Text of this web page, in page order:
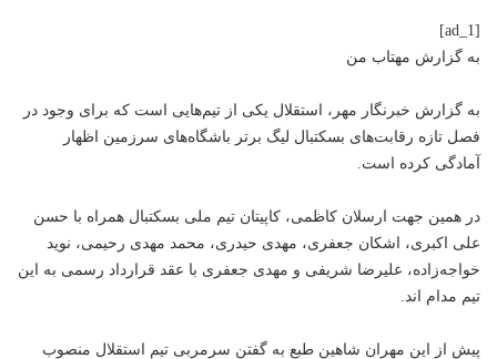
[ad_1]
به گزارش مهتاب من
به گزارش خبرنگار مهر، استقلال یکی از تیم‌هایی است که برای وجود در
فصل تازه رقابت‌های بسکتبال لیگ برتر باشگاه‌های سرزمین اظهار
آمادگی کرده است.
در همین جهت ارسلان کاظمی، کاپیتان تیم ملی بسکتبال همراه با حسن
علی اکبری، اشکان جعفری، مهدی حیدری، محمد مهدی رحیمی، نوید
خواجه‌زاده، علیرضا شریفی و مهدی جعفری با عقد قرارداد رسمی به این
تیم مدام اند
پیش از این مهران شاهین طبع به گفتن سرمربی تیم استقلال منصوب